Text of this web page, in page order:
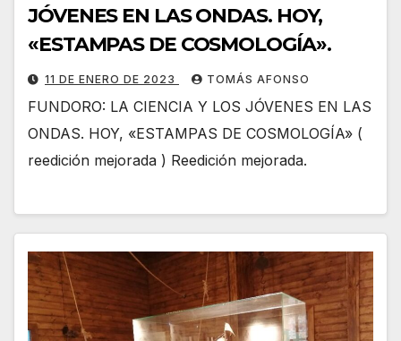
JÓVENES EN LAS ONDAS. HOY,
«ESTAMPAS DE COSMOLOGÍA».
11 DE ENERO DE 2023 TOMÁS AFONSO
FUNDORO: LA CIENCIA Y LOS JÓVENES EN LAS
ONDAS. HOY, «ESTAMPAS DE COSMOLOGÍA» (
reedición mejorada ) Reedición mejorada.